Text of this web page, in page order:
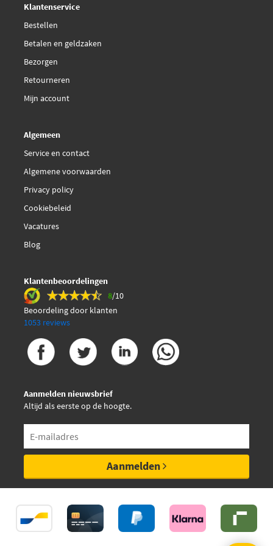
SPJ 2SC0137
Seim CP27
Vemo V40-72-0361
WAI CRK9108
Klantenservice
Bestellen
Betalen en geldzaken
Bezorgen
Retourneren
Mijn account
Algemeen
Service en contact
Algemene voorwaarden
Privacy policy
Cookiebeleid
Vacatures
Blog
Klantenbeoordelingen
8/10
Beoordeling door klanten
1053 reviews
Aanmelden nieuwsbrief
Altijd als eerste op de hoogte.
Aanmelden